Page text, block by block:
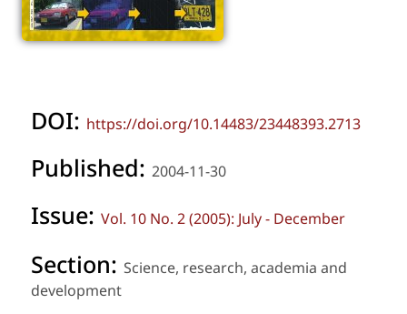
DOI: https://doi.org/10.14483/23448393.2713
Published: 2004-11-30
Issue: Vol. 10 No. 2 (2005): July - December
Section: Science, research, academia and
development